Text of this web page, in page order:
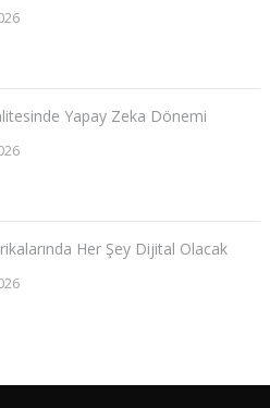
Yapay Zeka Dönemi
Her Şey Dijital Olacak